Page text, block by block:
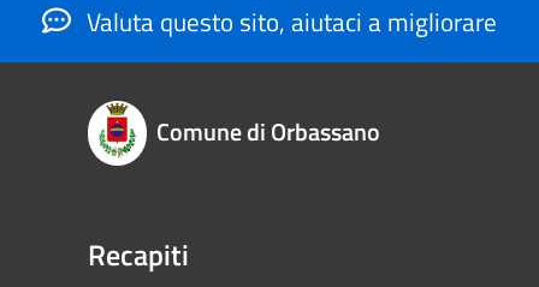
Valuta questo sito, aiutaci a migliorare
Comune di Orbassano
Recapiti